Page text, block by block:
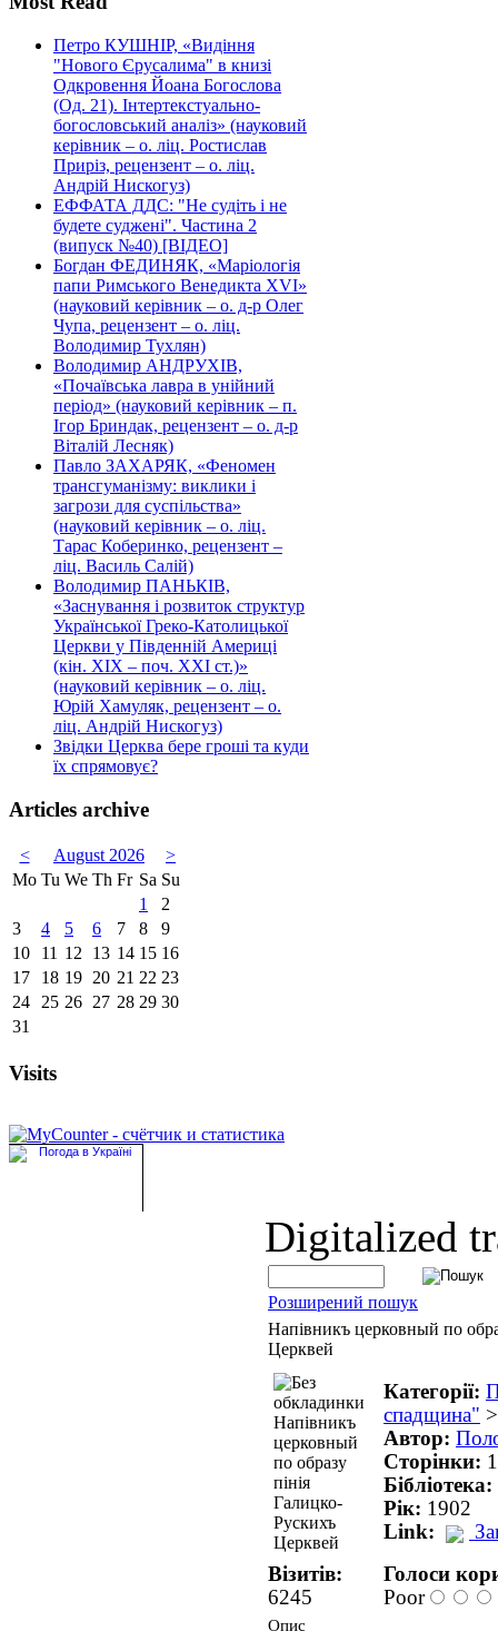
Петро КУШНІР, «Видіння
"Нового Єрусалима" в книзі
Одкровення Йоана Богослова
(Од. 21). Інтертекстуально-
богословський аналіз» (науковий
керівник – о. ліц. Ростислав
Приріз, рецензент – о. ліц.
Андрій Нискогуз)
ЕФФАТА ДДС: "Не судіть і не
будете суджені". Частина 2
(випуск №40) [ВІДЕО]
Богдан ФЕДИНЯК, «Маріологія
папи Римського Венедикта XVI»
(науковий керівник – о. д-р Олег
Чупа, рецензент – о. ліц.
Володимир Тухлян)
Володимир АНДРУХІВ,
«Почаївська лавра в унійний
період» (науковий керівник – п.
Ігор Бриндак, рецензент – о. д-р
Віталій Лесняк)
Павло ЗАХАРЯК, «Феномен
трансгуманізму: виклики і
загрози для суспільства»
(науковий керівник – о. ліц.
Тарас Коберинко, рецензент –
ліц. Василь Салій)
Володимир ПАНЬКІВ,
«Заснування і розвиток структур
Української Греко-Католицької
Церкви у Південній Америці
(кін. ХІХ – поч. ХХІ ст.)»
(науковий керівник – о. ліц.
Юрій Хамуляк, рецензент – о.
ліц. Андрій Нискогуз)
Звідки Церква бере гроші та куди
їх спрямовує?
Articles archive
< August 2026
>
Mo Tu We Th Fr Sa Su
1
2
3
4 5 6 7 8
9
10
11 12 13 14 15 16
17
18 19 20 21 22 23
24
25 26 27 28 29 30
31
Visits
Digitalized
Розширений пошук
Напівникъ церковный по
Церквей
Категорії:
спадщина"
Автор:
Сторінки:
Бібліотека:
Рік: 1902
Link:
Візитів:
6245
Голоси
Poor
Опис